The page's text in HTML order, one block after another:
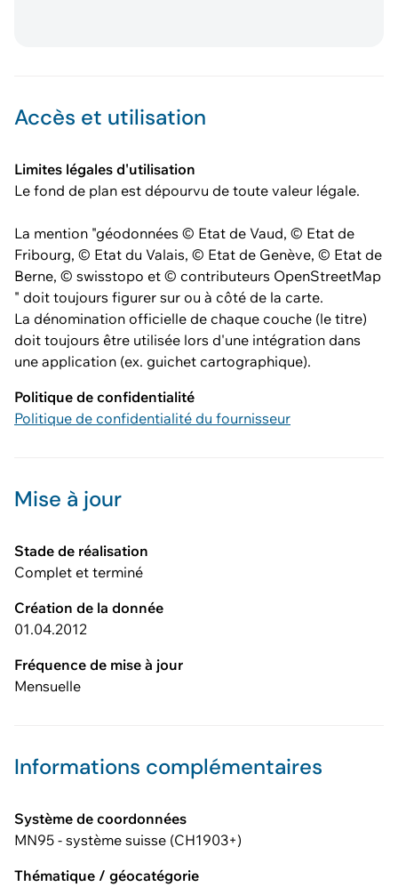
Accès et utilisation
Limites légales d'utilisation
Le fond de plan est dépourvu de toute valeur légale.
La mention "géodonnées © Etat de Vaud, © Etat de
Fribourg, © Etat du Valais, © Etat de Genève, © Etat de
Berne, © swisstopo et © contributeurs OpenStreetMap
" doit toujours figurer sur ou à côté de la carte.
La dénomination officielle de chaque couche (le titre)
doit toujours être utilisée lors d'une intégration dans
une application (ex. guichet cartographique).
Politique de confidentialité
Politique de confidentialité du fournisseur
Mise à jour
Stade de réalisation
Complet et terminé
Création de la donnée
01.04.2012
Fréquence de mise à jour
Mensuelle
Informations complémentaires
Système de coordonnées
MN95 - système suisse (CH1903+)
Thématique / géocatégorie